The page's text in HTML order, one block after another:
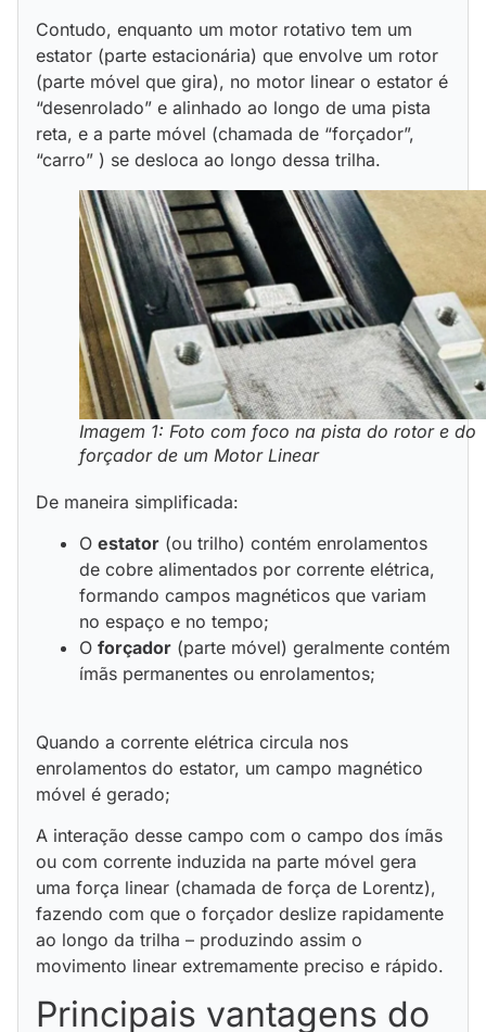
Contudo, enquanto um motor rotativo tem um
estator (parte estacionária) que envolve um rotor
(parte móvel que gira), no motor linear o estator é
“desenrolado” e alinhado ao longo de uma pista
reta, e a parte móvel (chamada de “forçador”,
“carro” ) se desloca ao longo dessa trilha.
Imagem 1: Foto com foco na pista do rotor e do
forçador de um Motor Linear
De maneira simplificada:
O estator (ou trilho) contém enrolamentos
de cobre alimentados por corrente elétrica,
formando campos magnéticos que variam
no espaço e no tempo;
O forçador (parte móvel) geralmente contém
ímãs permanentes ou enrolamentos;
Quando a corrente elétrica circula nos
enrolamentos do estator, um campo magnético
móvel é gerado;
A interação desse campo com o campo dos ímãs
ou com corrente induzida na parte móvel gera
uma força linear (chamada de força de Lorentz),
fazendo com que o forçador deslize rapidamente
ao longo da trilha – produzindo assim o
movimento linear extremamente preciso e rápido.
Principais vantagens do